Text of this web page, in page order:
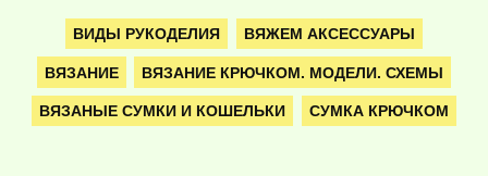
ВИДЫ РУКОДЕЛИЯ ВЯЖЕМ АКСЕССУАРЫ
ВЯЗАНИЕ ВЯЗАНИЕ КРЮЧКОМ. МОДЕЛИ. СХЕМЫ
ВЯЗАНЫЕ СУМКИ И КОШЕЛЬКИ СУМКА КРЮЧКОМ